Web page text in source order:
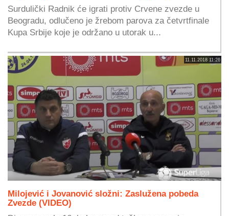
Surdulički Radnik će igrati protiv Crvene zvezde u
Beogradu, odlučeno je žrebom parova za četvrtfinale
Kupa Srbije koje je održano u utorak u...
11.11.2018 11:26
Milojević i Jovanović složni: Zaslužena pobeda
Zvezde (VIDEO)